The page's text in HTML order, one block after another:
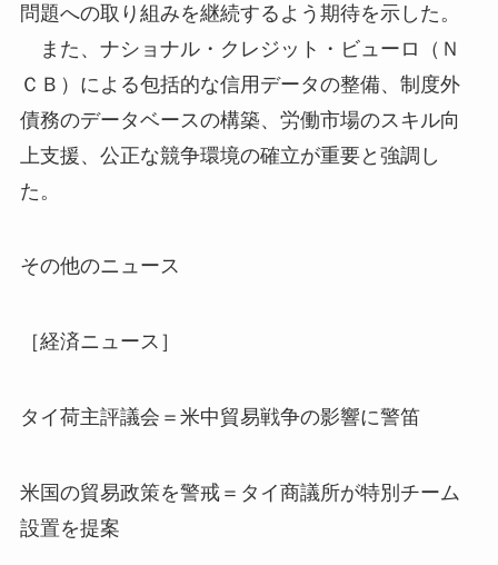
問題への取り組みを継続するよう期待を示した。
また、ナショナル・クレジット・ビューロ（Ｎ
ＣＢ）による包括的な信用データの整備、制度外
債務のデータベースの構築、労働市場のスキル向
上支援、公正な競争環境の確立が重要と強調し
た。
その他のニュース
［経済ニュース］
タイ荷主評議会＝米中貿易戦争の影響に警笛
米国の貿易政策を警戒＝タイ商議所が特別チーム
設置を提案